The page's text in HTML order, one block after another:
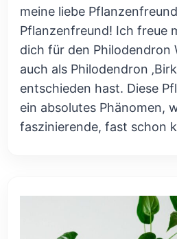
meine liebe
Pflanzenfreund! Ich freue
dich für den Philodendron
auch als Philodendron
entschieden hast. Diese
ein absolutes Phänomen,
faszinierende, fast schon